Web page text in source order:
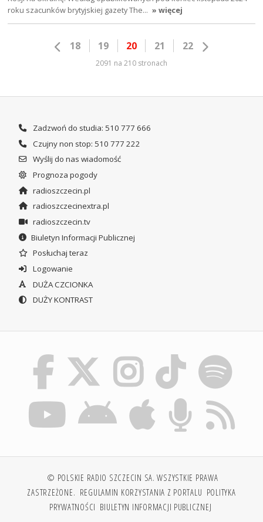
roku szacunków brytyjskiej gazety The… » więcej
18 19 20 21 22
2091 na 210 stronach
Zadzwoń do studia: 510 777 666
Czujny non stop: 510 777 222
Wyślij do nas wiadomość
Prognoza pogody
radioszczecin.pl
radioszczecinextra.pl
radioszczecin.tv
Biuletyn Informacji Publicznej
Posłuchaj teraz
Logowanie
DUŻA CZCIONKA
DUŻY KONTRAST
© POLSKIE RADIO SZCZECIN SA. WSZYSTKIE PRAWA
ZASTRZEŻONE. REGULAMIN KORZYSTANIA Z PORTALU POLITYKA
PRYWATNOŚCI BIULETYN INFORMACJI PUBLICZNEJ